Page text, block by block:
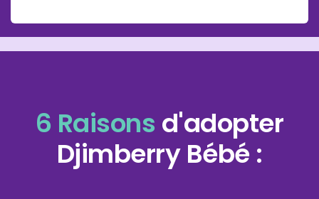
6 Raisons d'adopter
Djimberry Bébé :